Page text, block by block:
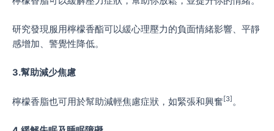
研究發現服用檸檬香酯可以緩心理壓力的負面情緒影響、平靜
感增加、警覺性降低。
3.幫助減少焦慮
檸檬香脂也可用於幫助減輕焦慮症狀，如緊張和興奮 [3] 。